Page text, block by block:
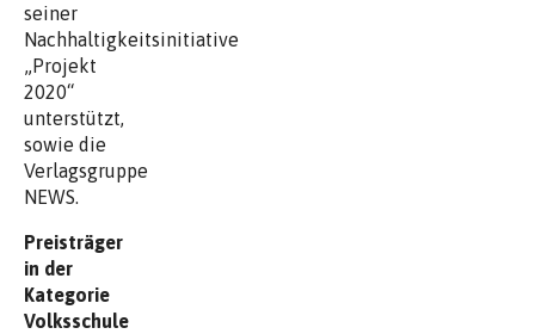
seiner
Nachhaltigkeitsinitiative
„Projekt
2020“
unterstützt,
sowie die
Verlagsgruppe
NEWS.
Preisträger
in der
Kategorie
Volksschule